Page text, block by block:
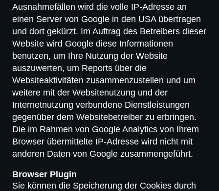
Ausnahmefällen wird die volle IP-Adresse an
einen Server von Google in den USA übertragen
und dort gekürzt. Im Auftrag des Betreibers dieser
Website wird Google diese Informationen
benutzen, um Ihre Nutzung der Website
auszuwerten, um Reports über die
Websiteaktivitäten zusammenzustellen und um
weitere mit der Websitenutzung und der
Internetnutzung verbundene Dienstleistungen
gegenüber dem Websitebetreiber zu erbringen.
Die im Rahmen von Google Analytics von Ihrem
Browser übermittelte IP-Adresse wird nicht mit
anderen Daten von Google zusammengeführt.
Browser Plugin
Sie können die Speicherung der Cookies durch